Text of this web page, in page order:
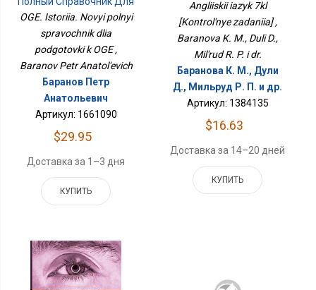
Подготовки К ОГЭ
OGE. Istoriia. Novyi polnyi
spravochnik dlia
podgotovki k OGE ,
Baranov Petr Anatol'evich
Баранов Петр
Анатольевич
Артикул: 1661090
$29.95
Доставка за 1–3 дня
КУПИТЬ
Angliiskii iazyk 7kl
[Kontrol'nye zadaniia] ,
Baranova K. M., Duli D.,
Mil'rud R. P. i dr.
Баранова К. М., Дули
Д., Мильруд Р. П. и др.
Артикул: 1384135
$16.63
Доставка за 14–20 дней
КУПИТЬ